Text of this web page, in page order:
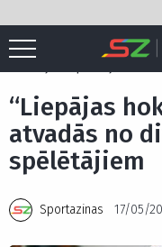
Sākums /
“Liepājas
atvadās no
spēlētājiem
Sportazinas 17/05/